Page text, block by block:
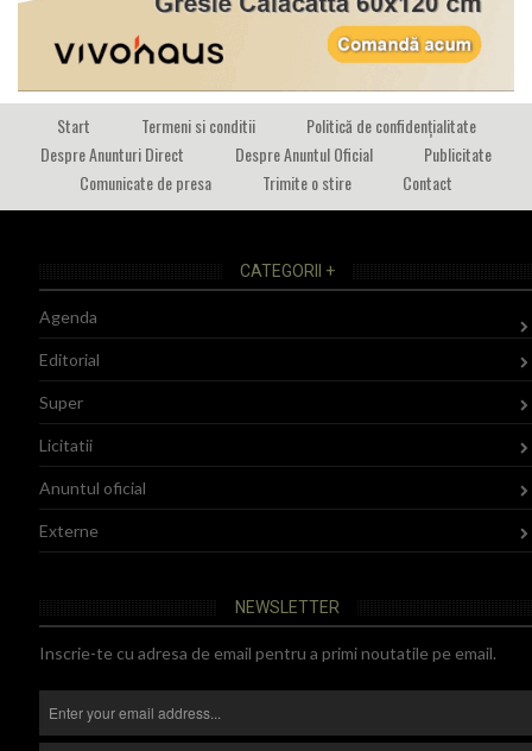
Start Termeni si conditii
Politică de confidențialitate
Despre Anunturi Direct
Despre Anuntul Oficial
Publicitate
Comunicate de presa
Trimite o stire Contact
CATEGORII +
Agenda
Editorial
Super
Licitatii
Anuntul oficial
Externe
NEWSLETTER
Inscrie-te cu adresa de email pentru a primi noutatile pe email.